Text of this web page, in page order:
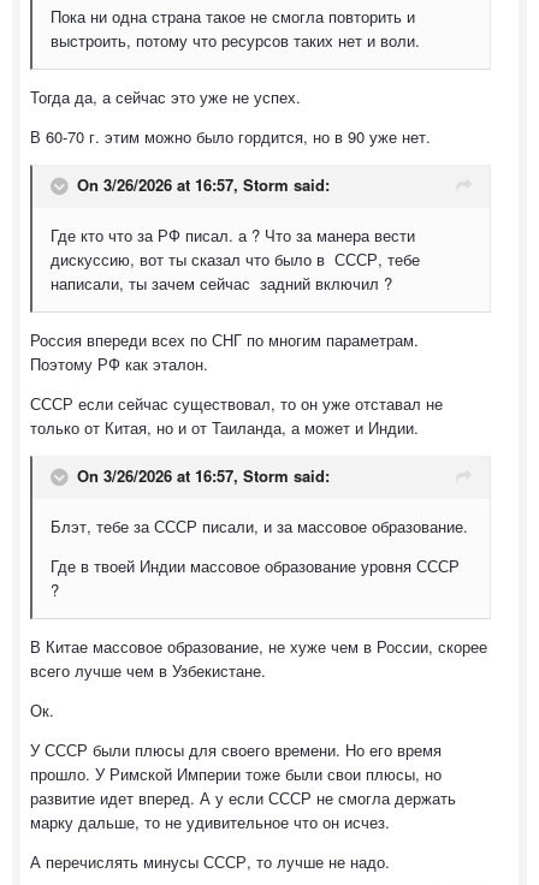
Пока ни одна страна такое не смогла повторить и
выстроить, потому что ресурсов таких нет и воли.
Тогда да, а сейчас это уже не успех.
В 60-70 г. этим можно было гордится, но в 90 уже нет.
On 3/26/2026 at 16:57, Storm said:
Где кто что за РФ писал. а ? Что за манера вести
дискуссию, вот ты сказал что было в СССР, тебе
написали, ты зачем сейчас задний включил ?
Россия впереди всех по СНГ по многим параметрам.
Поэтому РФ как эталон.
СССР если сейчас существовал, то он уже отставал не
только от Китая, но и от Таиланда, а может и Индии.
On 3/26/2026 at 16:57, Storm said:
Блэт, тебе за СССР писали, и за массовое образование.
Где в твоей Индии массовое образование уровня СССР
?
В Китае массовое образование, не хуже чем в России, скорее
всего лучше чем в Узбекистане.
Ок.
У СССР были плюсы для своего времени. Но его время
прошло. У Римской Империи тоже были свои плюсы, но
развитие идет вперед. А у если СССР не смогла держать
марку дальше, то не удивительное что он исчез.
А перечислять минусы СССР, то лучше не надо.